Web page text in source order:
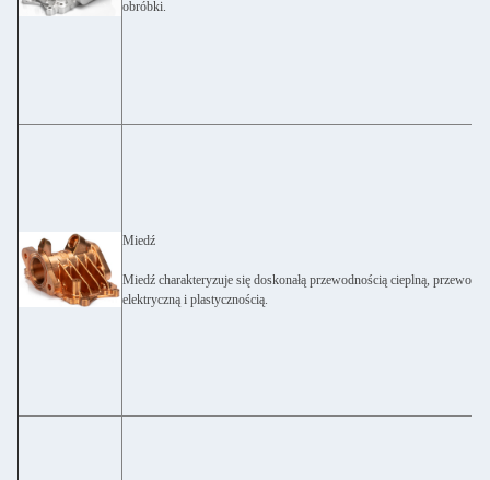
obróbki.
Miedź
Miedź charakteryzuje się doskonałą przewodnością cieplną,
elektryczną i plastycznością.